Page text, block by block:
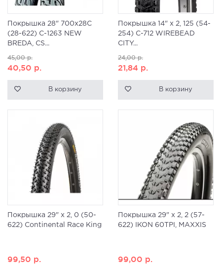
Покрышка 28" 700x28C
(28-622) C-1263 NEW
BREDA, CS...
45,00р.
40,50 р.
В корзину
Покрышка 14" x 2, 125 (54-
254) C-712 WIREBEAD
CITY...
24,00р.
21,84 р.
В корзину
Покрышка 29" x 2, 0 (50-
622) Continental Race King
99,50 р.
Покрышка 29" x 2, 2 (57-
622) IKON 60TPI, MAXXIS
99,00 р.